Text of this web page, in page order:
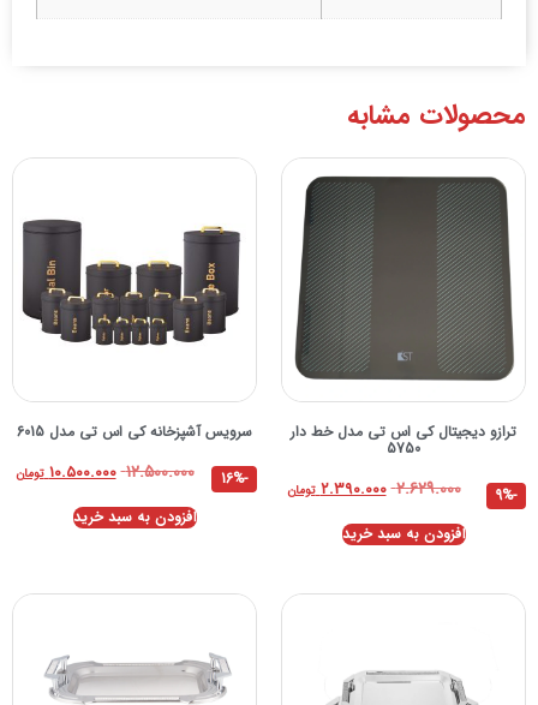
محصولات مشابه
ترازو دیجیتال کی اس تی مدل خط دار
5750
۲.۶۲۹.۰۰۰ ۲.۳۹۰.۰۰۰ تومان
-9%
افزودن به سبد خرید
سرویس آشپزخانه کی اس تی مدل 6015
۱۲.۵۰۰.۰۰۰ ۱۰.۵۰۰.۰۰۰ تومان
-16%
افزودن به سبد خرید